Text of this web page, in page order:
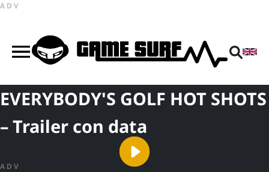
ADV
EVERYBODY'S GOLF HOT SHOTS
– Trailer con data
ADV